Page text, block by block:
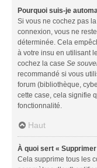
Pourquoi suis-je
Si vous ne cochez pas
connexion, vous ne
déterminée. Cela
à votre insu en utilisant
cochez la case Se
recommandé si vous
forum (bibliothèque,
cette case, cela signifie
fonctionnalité.
Haut
À quoi sert «
Cela supprime tous les